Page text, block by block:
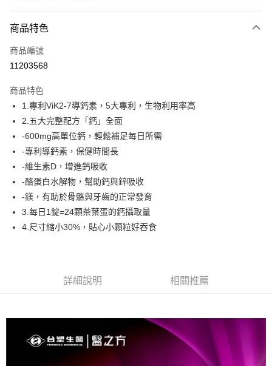
信用卡一次付款
信用卡分期付款
合作金庫商業銀行
華南商業銀行
彰化商業銀行
上海商業儲蓄銀行
國泰世華商業銀行
兆豐國際商業銀行
臺灣中小企業銀行
匯豐（台灣）商業銀行
聯邦商業銀行
元大商業銀行
玉山商業銀行
星展（台灣）商業銀行
台新國際商業銀行
中國信託商業銀行
台灣樂天信用卡公司
超商取貨付款
LINE Pay
Apple Pay
街口支付
Google Pay
1.本服務由台灣大哥大提供，台灣大哥大用戶可立即使用無須另外申請。
2.付款方式選擇「大哥付你分期」，訂單成立後會自動跳轉到大哥付的交易
3.實際核准額度、可分期數及費用金額請依後續交易確認頁面所載為準。
4.訂單成立30分鐘內，如未前往確認交易或遇審核未通過，訂單將自動取
消。如遇「轉專審核」未通過狀況，表示未達大哥付你分期系統評分，恕無
１．簡單：不需註冊會員、不需綁卡、不需儲值。
２．便利：只要手機號碼，簡訊認證，即可結帳。
「Hami Point」為中華電信所提供之點數服務，可於會員專區綁定中華電信
會員帳號後，即可在購物車使用 Hami Point 折抵消費金額 (1點等於1元)。
ATM付款
商品特色
商品編號
11203568
商品特色
1.專利ViK2-7導鈣素，5大專利，生物利用率高
2.五大完整配方「鈣」全面
-600mg高單位鈣，輕鬆補足每日所需
-專利導鈣素，保健時間長
-維生素D，增進鈣吸收
-酪蛋白水解物，幫助鈣與鋅吸收
-鎂，有助於骨骼與牙齒的正常發育
3.每日1錠=24顆茶葉蛋的鈣攝取量
4.尺寸縮小30%，貼心小顆粒好吞食
詳細說明 相關推薦